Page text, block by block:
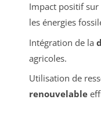
Impact positif sur
les énergies
Intégration de la
agricoles.
Utilisation de
renouvelable